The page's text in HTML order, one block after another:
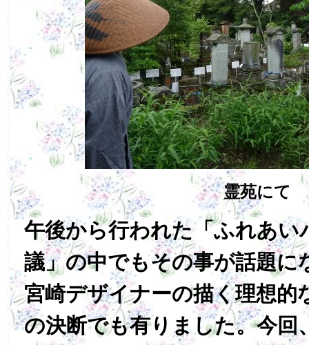
霊苑にて
午後から行われた「ふれあい
議」の中でもその事が話題に
宮崎デザイナーの描く理想的
の決断でも有りました。今回